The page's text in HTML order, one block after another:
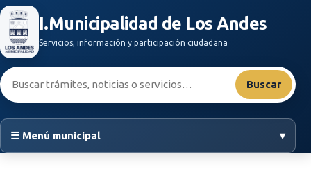
I.Municipalidad de Los Andes
Servicios, información y participación ciudadana
Buscar:
Buscar
☰ Menú municipal ▾